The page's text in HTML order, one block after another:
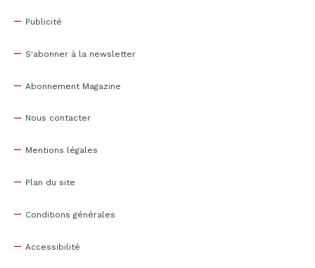
Publicité
S'abonner à la newsletter
Abonnement Magazine
Nous contacter
Mentions légales
Plan du site
Conditions générales
Accessibilité